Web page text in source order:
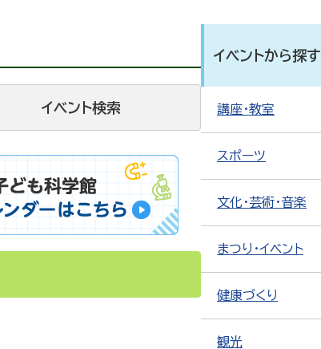
イベント検索
イベントから探す
講座・教室
スポーツ
文化・芸術・音楽
まつり・イベント
健康づくり
観光